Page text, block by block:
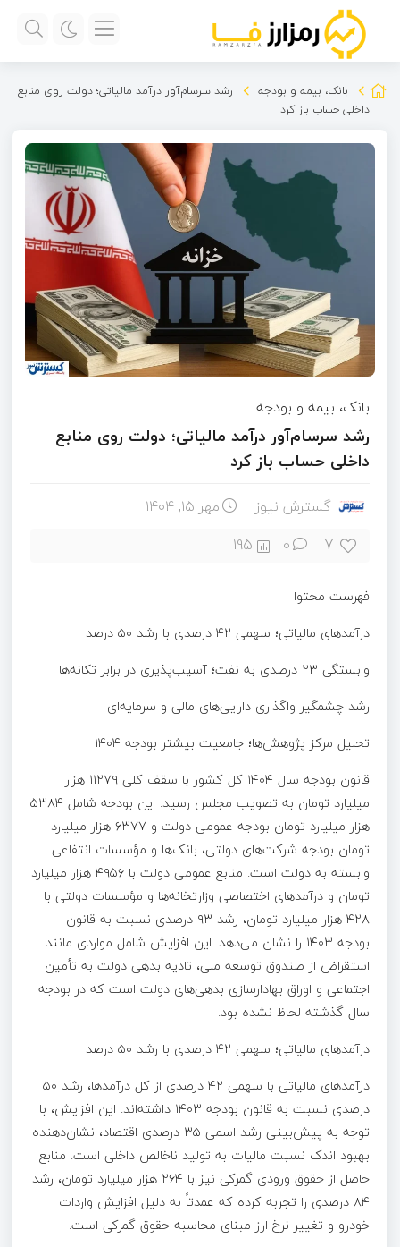
بانک، بیمه و بودجه
رشد سرسام‌آور درآمد مالیاتی؛ دولت روی منابع
داخلی حساب باز کرد
بانک، بیمه و بودجه
رشد سرسام‌آور درآمد مالیاتی؛ دولت روی منابع
داخلی حساب باز کرد
گسترش نیوز مهر ۱۵, ۱۴۰۴
7
0
195
فهرست محتوا
درآمدهای مالیاتی؛ سهمی ۴۲ درصدی با رشد ۵۰ درصد
وابستگی ۲۳ درصدی به نفت؛ آسیب‌پذیری در برابر تکانه‌ها
رشد چشمگیر واگذاری دارایی‌های مالی و سرمایه‌ای
تحلیل مرکز پژوهش‌ها؛ جامعیت بیشتر بودجه ۱۴۰۴
قانون بودجه سال ۱۴۰۴ کل کشور با سقف کلی ۱۱۲۷۹ هزار
میلیارد تومان به تصویب مجلس رسید. این بودجه شامل ۵۳۸۴
هزار میلیارد تومان بودجه عمومی دولت و ۶۳۷۷ هزار میلیارد
تومان بودجه شرکت‌های دولتی، بانک‌ها و مؤسسات انتفاعی
وابسته به دولت است. منابع عمومی دولت با ۴۹۵۶ هزار میلیارد
تومان و درآمدهای اختصاصی وزارتخانه‌ها و مؤسسات دولتی با
۴۲۸ هزار میلیارد تومان، رشد ۹۳ درصدی نسبت به قانون
بودجه ۱۴۰۳ را نشان می‌دهد. این افزایش شامل مواردی مانند
استقراض از صندوق توسعه ملی، تادیه بدهی دولت به تأمین
اجتماعی و اوراق بهادارسازی بدهی‌های دولت است که در بودجه
سال گذشته لحاظ نشده بود.
درآمدهای مالیاتی؛ سهمی ۴۲ درصدی با رشد ۵۰ درصد
درآمدهای مالیاتی با سهمی ۴۲ درصدی از کل درآمدها، رشد ۵۰
درصدی نسبت به قانون بودجه ۱۴۰۳ داشته‌اند. این افزایش، با
توجه به پیش‌بینی رشد اسمی ۳۵ درصدی اقتصاد، نشان‌دهنده
بهبود اندک نسبت مالیات به تولید ناخالص داخلی است. منابع
حاصل از حقوق ورودی گمرکی نیز با ۲۶۴ هزار میلیارد تومان، رشد
۸۴ درصدی را تجربه کرده که عمدتاً به دلیل افزایش واردات
خودرو و تغییر نرخ ارز مبنای محاسبه حقوق گمرکی است.